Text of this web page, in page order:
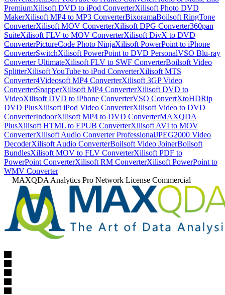
PremiumXilisoft DVD to iPod ConverterXilisoft Photo DVD
MakerXilisoft MP4 to MP3 ConverterBixoramaBoilsoft RingTone
ConverterXilisoft MOV ConverterXilisoft DPG Converter360pan
SuiteXilisoft FLV to MOV ConverterXilisoft DivX to DVD
ConverterPictureCode Photo NinjaXilisoft PowerPoint to iPhone
ConverterSwitchXilisoft PowerPoint to DVD PersonalVSO Blu-ray
Converter UltimateXilisoft FLV to SWF ConverterBoilsoft Video
SplitterXilisoft YouTube to iPod ConverterXilisoft MTS
Converter4Videosoft MP4 ConverterXilisoft 3GP Video
ConverterSnapperXilisoft MP4 ConverterXilisoft DVD to
VideoXilisoft DVD to iPhone ConverterVSO ConvertXtoHDRip
DVD PlusXilisoft iPod Video ConverterXilisoft Video to DVD
ConverterIndoorXilisoft MP4 to DVD ConverterMAXQDA
PlusXilisoft HTML to EPUB ConverterXilisoft AVI to MOV
ConverterXilisoft Audio Converter ProfessionalJPEG2000 Video
DecoderXilisoft Audio ConverterBoilsoft Video JoinerBoilsoft
BundlesXilisoft MOV to FLV ConverterXilisoft PDF to
PowerPoint ConverterXilisoft RM ConverterXilisoft PowerPoint to
WMV Converter
—MAXQDA Analytics Pro Network License Commercial